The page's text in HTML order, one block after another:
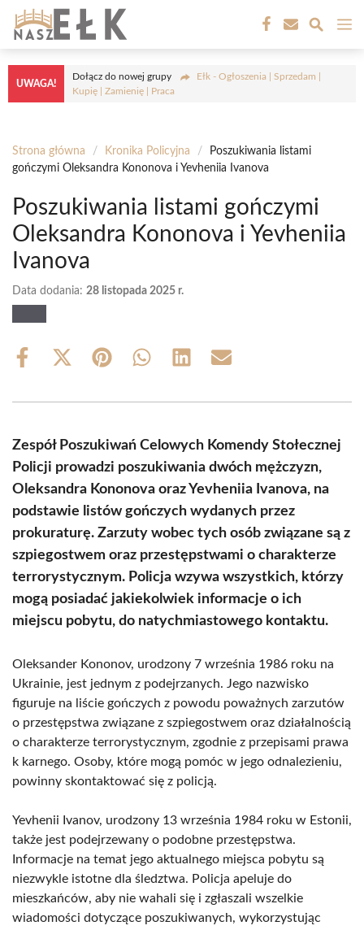
Przejdź
treści
UWAGA!
Dołącz do nowej grupy
Ełk - Ogłoszenia | Sprzedam |
Kupię | Zamienię | Praca
Strona główna / Kronika Policyjna /
Poszukiwania listami
gończymi Oleksandra Kononova i Yevheniia Ivanova
Poszukiwania listami gończymi
Oleksandra Kononova i Yevheniia
Ivanova
Data dodania: 28 listopada 2025 r.
Share
Share
(Twitter)
Share Share Share Share
Zespół Poszukiwań Celowych Komendy Stołecznej
Policji prowadzi poszukiwania dwóch mężczyzn,
Oleksandra Kononova oraz Yevheniia Ivanova, na
podstawie listów gończych wydanych przez
prokuraturę. Zarzuty wobec tych osób związane są z
szpiegostwem oraz przestępstwami o charakterze
terrorystycznym. Policja wzywa wszystkich, którzy
mogą posiadać jakiekolwiek informacje o ich
miejscu pobytu, do natychmiastowego kontaktu.
Oleksander Kononov, urodzony 7 września 1986 roku na
Ukrainie, jest jednym z podejrzanych. Jego nazwisko
figuruje na liście gończych z powodu poważnych zarzutów
o przestępstwa związane z szpiegostwem oraz działalnością
o charakterze terrorystycznym, zgodnie z przepisami prawa
k karnego. Osoby, które mogą pomóc w jego odnalezieniu,
powinny skontaktować się z policją.
Yevhenii Ivanov, urodzony 13 września 1984 roku w Estonii,
także jest podejrzewany o podobne przestępstwa.
Informacje na temat jego aktualnego miejsca pobytu są
niezwykle istotne dla śledztwa. Policja apeluje do
mieszkańców, aby nie wahali się i zgłaszali wszelkie
wiadomości dotyczące poszukiwanych, wykorzystując